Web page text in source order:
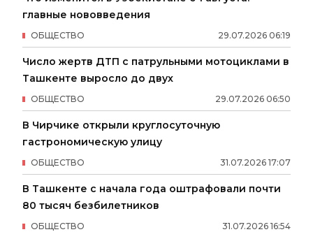
главные нововведения
29.07.2026 06:19
ОБЩЕСТВО
Число жертв ДТП с патрульными мотоциклами в
Ташкенте выросло до двух
29.07.2026 06:50
ОБЩЕСТВО
В Чирчике открыли круглосуточную
гастрономическую улицу
31.07.2026 17:07
ОБЩЕСТВО
В Ташкенте с начала года оштрафовали почти
80 тысяч безбилетников
31.07.2026 16:54
ОБЩЕСТВО